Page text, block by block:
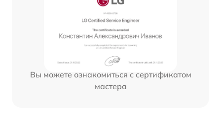
Вы можете ознакомиться с сертификатом
мастера